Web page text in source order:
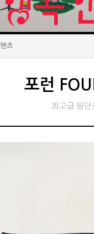
츠
포런
최고급 원